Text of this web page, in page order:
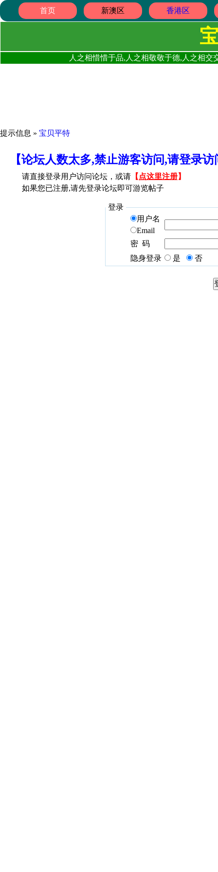
首页 新澳区 香港区
人之相惜惜于品,人之相敬敬于德,人之相
提示信息 » 宝贝平特
【论坛人数太多,禁止游客访问,请登录
请直接登录用户访问论坛，或请 【 点这里注册】
如果您已注册,请先登录论坛即可游览帖子
登录
用户名
Email
密 码
隐身登录
是 否